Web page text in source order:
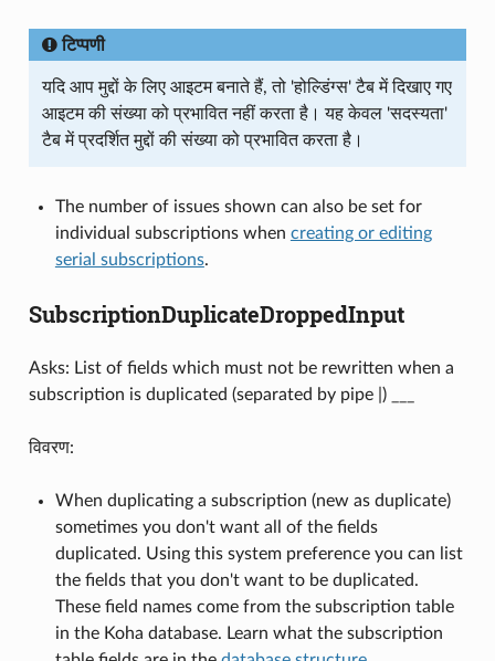
टिप्पणी
यदि आप मुद्दों के लिए आइटम बनाते हैं, तो 'होल्डिंग्स' टैब में दिखाए गए
आइटम की संख्या को प्रभावित नहीं करता है। यह केवल 'सदस्यता'
टैब में प्रदर्शित मुद्दों की संख्या को प्रभावित करता है।
The number of issues shown can also be set for
individual subscriptions when creating or editing
serial subscriptions.
SubscriptionDuplicateDroppedInput
Asks: List of fields which must not be rewritten when a
subscription is duplicated (separated by pipe |) ___
विवरण:
When duplicating a subscription (new as duplicate)
sometimes you don't want all of the fields
duplicated. Using this system preference you can list
the fields that you don't want to be duplicated.
These field names come from the subscription table
in the Koha database. Learn what the subscription